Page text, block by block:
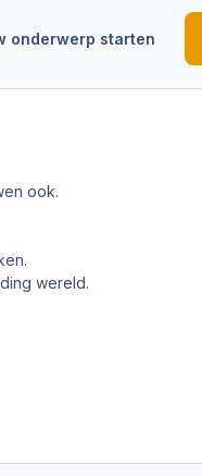
onderwerp starten
ook.
wereld.